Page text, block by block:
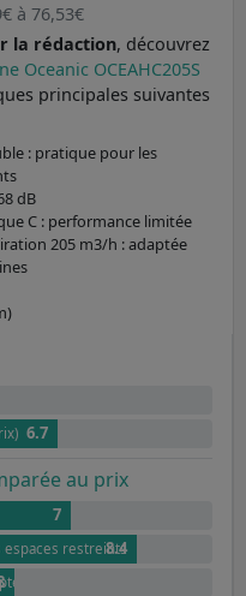
à 76,53€
la rédaction, découvrez
Oceanic OCEAHC205S
principales suivantes
: pratique pour les
dB
C : performance limitée
205 m3/h : adaptée
6.7
au prix
7
espaces restreints
8.4
aux petites cuisines